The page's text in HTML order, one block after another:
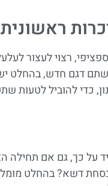
רצוי לעצור
דגם חדש, בהחלט יש
כדי להוביל לטעות
על כך, גם אם
דשא? בהחלט